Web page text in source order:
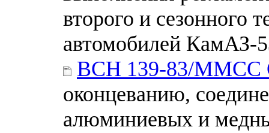
второго и сезонного
автомобилей
ВСН 139-83/ММСС
оконцеванию,
алюминиевых и